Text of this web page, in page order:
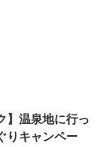
】温泉地に行っ
りキャンペー